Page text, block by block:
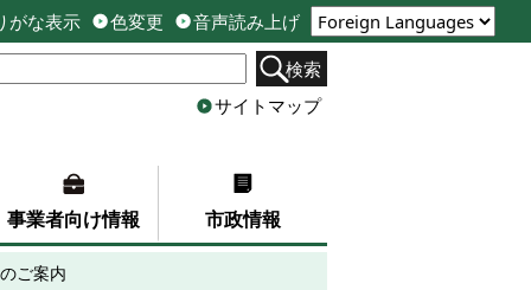
がな表示 色変更
音声読み上げ
検索
サイトマップ
事業者向け情報 市政情報
ご案内